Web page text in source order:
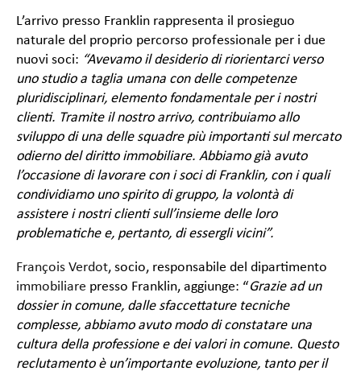
L’arrivo presso Franklin rappresenta il prosieguo
naturale del proprio percorso professionale per i due
nuovi soci: “Avevamo il desiderio di riorientarci verso
uno studio a taglia umana con delle competenze
pluridisciplinari, elemento fondamentale per i nostri
clienti. Tramite il nostro arrivo, contribuiamo allo
sviluppo di una delle squadre più importanti sul mercato
odierno del diritto immobiliare. Abbiamo già avuto
l’occasione di lavorare con i soci di Franklin, con i quali
condividiamo uno spirito di gruppo, la volontà di
assistere i nostri clienti sull’insieme delle loro
problematiche e, pertanto, di essergli vicini”.
François Verdot, socio, responsabile del dipartimento
immobiliare presso Franklin, aggiunge: “Grazie ad un
dossier in comune, dalle sfaccettature tecniche
complesse, abbiamo avuto modo di constatare una
cultura della professione e dei valori in comune. Questo
reclutamento è un’importante evoluzione, tanto per il